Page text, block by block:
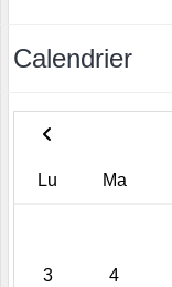
Calendrier
Lu Ma
3 4